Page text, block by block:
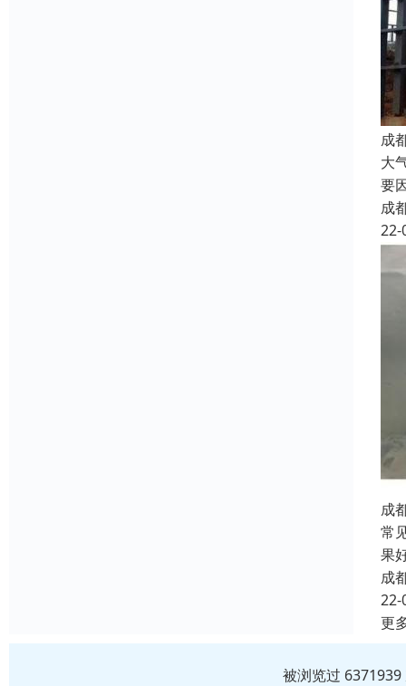
成
大
要
成
22-
成
常
果
成
22-
更
被浏览过